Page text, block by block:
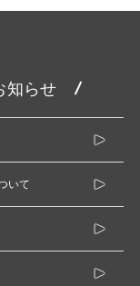
知らせ
いて